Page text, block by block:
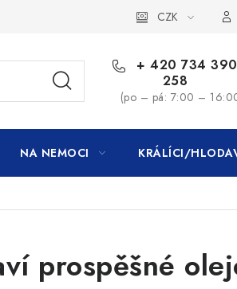
CZK
+ 420 734 390
258
(po – pá: 7:00 –
NA NEMOCI KRÁLÍCI/
prospěšné